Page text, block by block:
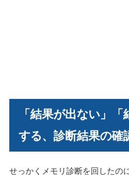
「結果が出ない」
する、診断結果の確
せっかくメモリ診断を回したの